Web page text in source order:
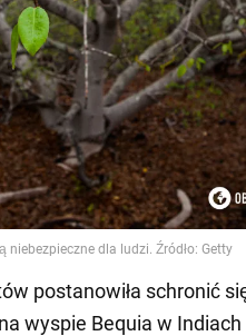
postanowiła schronić
wyspie Bequia w